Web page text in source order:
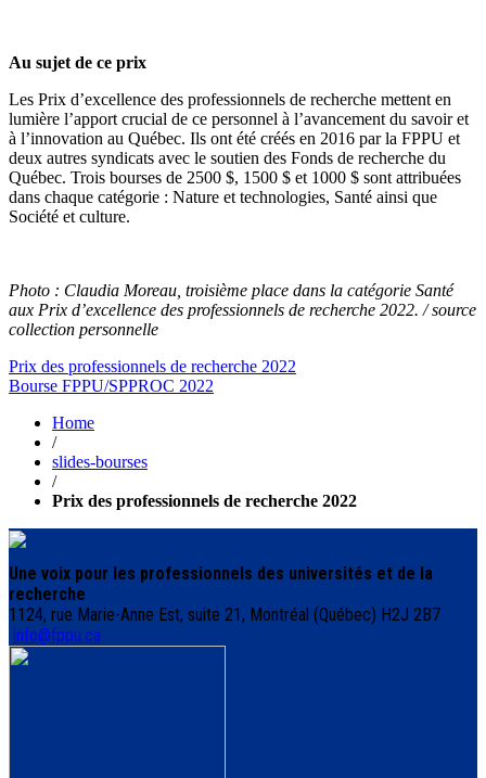
Au sujet de ce prix
Les Prix d’excellence des professionnels de recherche mettent en
lumière l’apport crucial de ce personnel à l’avancement du savoir et
à l’innovation au Québec. Ils ont été créés en 2016 par la FPPU et
deux autres syndicats avec le soutien des Fonds de recherche du
Québec. Trois bourses de 2500 $, 1500 $ et 1000 $ sont attribuées
dans chaque catégorie : Nature et technologies, Santé ainsi que
Société et culture.
Photo : Claudia Moreau, troisième place dans la catégorie Santé
aux Prix d’excellence des professionnels de recherche 2022. / source
collection personnelle
Navigation
de
l'article
Prix des professionnels de recherche 2022
Bourse FPPU/SPPROC 2022
Home
/
slides-bourses
/
Prix des professionnels de recherche 2022
Une voix pour les professionnels des universités et de la
recherche
1124, rue Marie-Anne Est, suite 21, Montréal (Québec) H2J 2B7
info@fppu.ca